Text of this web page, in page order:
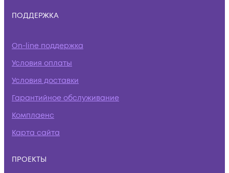
ПОДДЕРЖКА
On-line поддержка
Условия оплаты
Условия доставки
Гарантийное обслуживание
Комплаенс
Карта сайта
ПРОЕКТЫ